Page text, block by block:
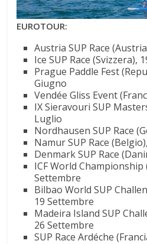
EUROTOUR:
Austria SUP Race
Ice SUP Race (Svizzera),
Prague Paddle Fest
Giugno
Vendée Gliss Event
IX Sieravouri SUP
Luglio
Nordhausen SUP Race
Namur SUP Race
Denmark SUP Race
ICF World
Settembre
Bilbao World SUP
19 Settembre
Madeira Island SUP
26 Settembre
SUP Race Ardéche